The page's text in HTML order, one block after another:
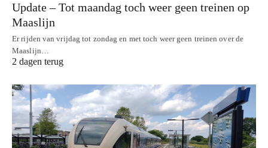
Update – Tot maandag toch weer geen treinen op
Maaslijn
Er rijden van vrijdag tot zondag en met toch weer geen treinen over de
Maaslijn…
2 dagen terug